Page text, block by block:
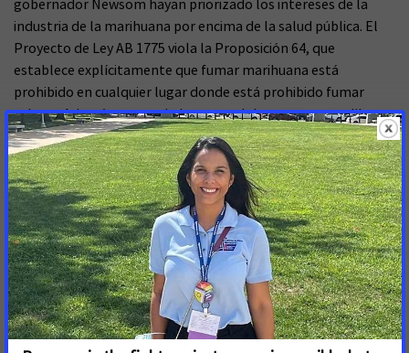
gobernador Newsom hayan priorizado los intereses de la
industria de la marihuana por encima de la salud pública. El
Proyecto de Ley AB 1775 viola la Proposición 64, que
establece explícitamente que fumar marihuana está
prohibido en cualquier lugar donde está prohibido fumar
tabaco. Además, socava la ley estatal de restaurantes libres
de humo y compromete su cumplimiento, amenazando con
revertir décadas de protecciones al derecho de todos a
respirar aire limpio y libre de humo.
"Los voluntarios de ACS CAN de todo el estado instaron
enérgicamente al gobernador Newsom a que vetara el
proyecto de ley para defender las leyes que prohíben fumar,
las cuales han jugado un papel crucial en la reducción de las
tasas de fumar tabaco y en la disminución del inicio del
consumo de tabaco, especialmente entre los jóvenes,
llevando el consumo general de tabaco a niveles